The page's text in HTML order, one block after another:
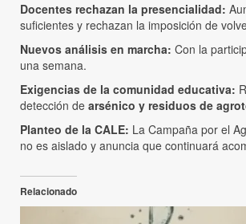
Docentes rechazan la presencialidad:
suficientes y rechazan la imposición de
Nuevos análisis en marcha: Con la
una semana.
Exigencias de la comunidad educativa:
detección de arsénico y residuos de
Planteo de la CALE: La Campaña por el
no es aislado y anuncia que continuará
Relacionado